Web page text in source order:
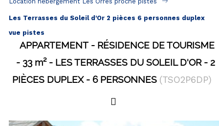
LOCALISATION
Les Terrasses du Soleil d'Or 2 pièces 6 personnes duplex
vue pistes
APPARTEMENT
RÉSIDENCE DE TOURISME
33 m² LES TERRASSES DU SOLEIL D'OR
2
PIÈCES DUPLEX
6 PERSONNES (TSO2P6DP)